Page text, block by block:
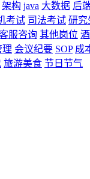
架构 java 大数据 后
考试 司法考试 研究
服咨询 其他岗位
理 会议纪要 SOP 成
旅游美食 节日节气